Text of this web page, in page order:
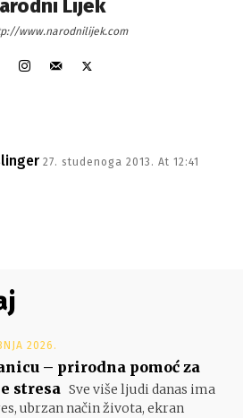
Lijek
www.narodnilijek.com
27. studenoga 2013. At 12:41
2026.
– prirodna pomoć za
stresa Sve više ljudi danas ima
ubrzan način života, ekran